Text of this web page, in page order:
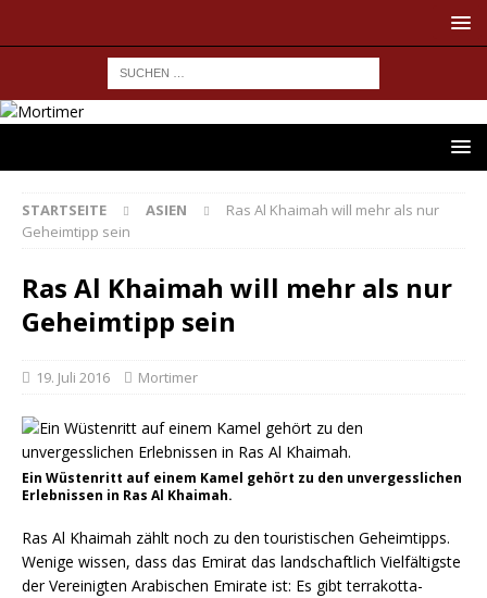
STARTSEITE ASIEN
Ras Al Khaimah will mehr als nur
Geheimtipp sein
Ras Al Khaimah will mehr als nur
Geheimtipp sein
19. Juli 2016 Mortimer
Ein Wüstenritt auf einem Kamel gehört zu den unvergesslichen
Erlebnissen in Ras Al Khaimah.
Ras Al Khaimah zählt noch zu den touristischen Geheimtipps.
Wenige wissen, dass das Emirat das landschaftlich Vielfältigste
der Vereinigten Arabischen Emirate ist: Es gibt terrakotta-